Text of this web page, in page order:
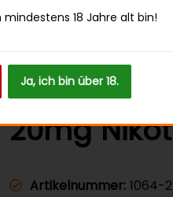
ELFBAR
20mg
Artikelnummer: 1064-2
18 Jahre alt bin!
Ja, ich bin über 18.